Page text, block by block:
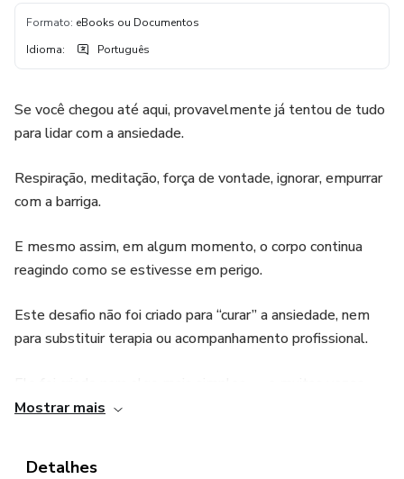
Formato: eBooks ou Documentos
Idioma: Português
Se você chegou até aqui, provavelmente já tentou de tudo
para lidar com a ansiedade.
Respiração, meditação, força de vontade, ignorar, empurrar
com a barriga.
E mesmo assim, em algum momento, o corpo continua
reagindo como se estivesse em perigo.
Este desafio não foi criado para “curar” a ansiedade, nem
para substituir terapia ou acompanhamento profissional.
mais necessário:
Mostrar mais
Detalhes